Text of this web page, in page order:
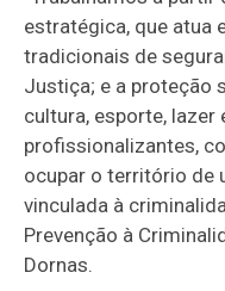
estratégica, que atua
tradicionais de
Justiça; e a proteção
cultura, esporte,
profissionalizantes,
ocupar o território de
vinculada à
Prevenção à
Dornas.